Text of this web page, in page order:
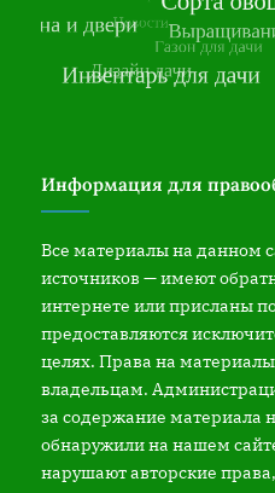
Информация для
Все материалы на данном
источников — имеют
интернете или присланы
предоставляются
целях. Права на
владельцам.
за содержание материала
обнаружили на нашем
нарушают авторские